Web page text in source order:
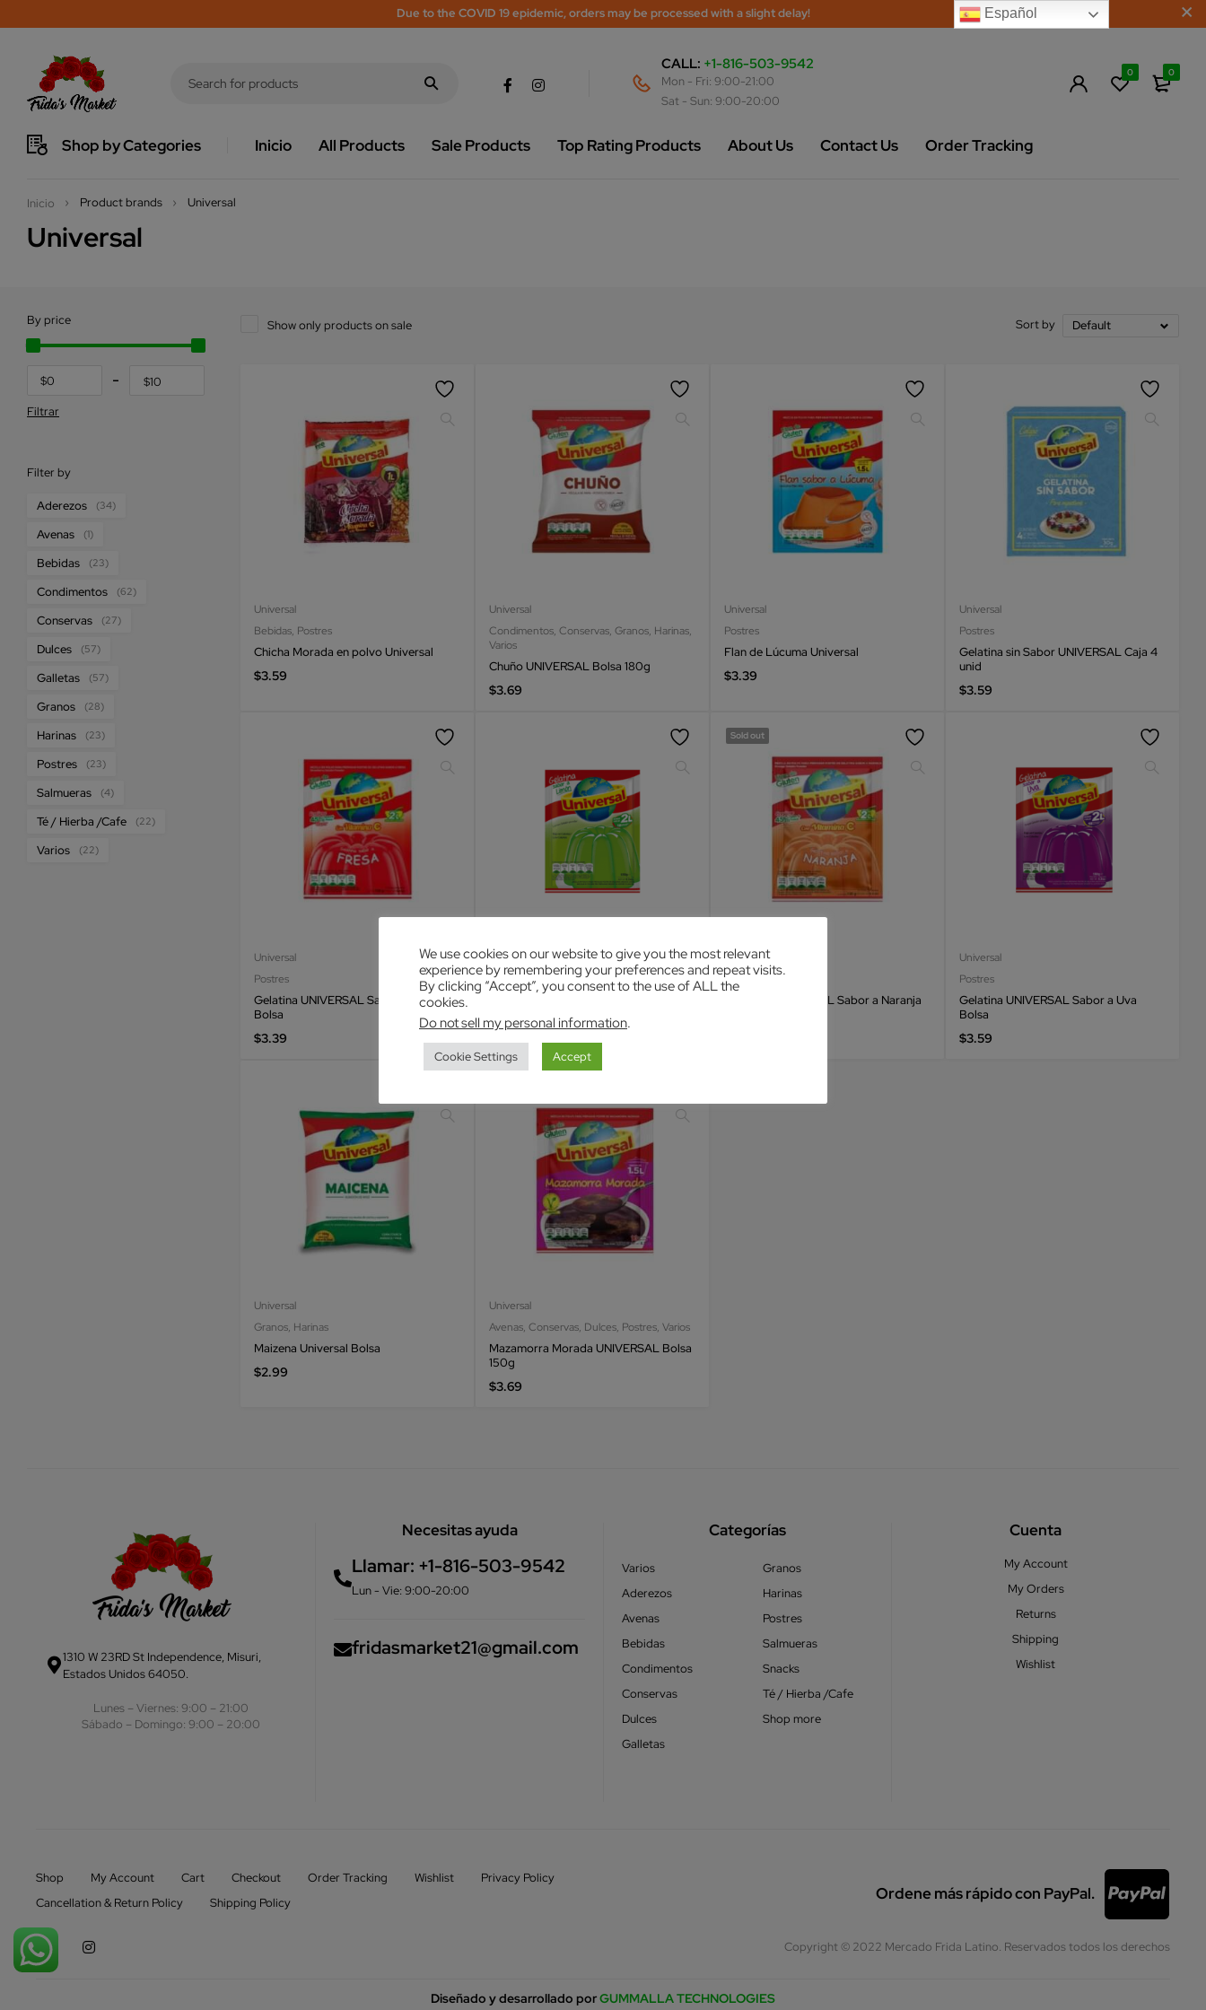
Due to the COVID 19 epidemic, orders may be processed with a slight delay!
CALL: +1-816-503-9542
Mon - Fri: 9:00-21:00
Sat - Sun: 9:00-20:00
0 0
Shop by Categories Inicio All Products Sale Products Top Rating Products About Us Contact Us Order Tracking
Universal
Inicio Product brands Universal
By price
Filtrar
$0 $10
Filter by
Aderezos (34)
Avenas (1)
Bebidas (23)
Condimentos (62)
Conservas (27)
Dulces (57)
Galletas (57)
Granos (28)
Harinas (23)
Postres (23)
Salmueras (4)
Té / Hierba /Cafe (22)
Varios (22)
Sort by Default
Show only products on sale
Universal
Bebidas, Postres
Chicha Morada en polvo Universal
$3.59
Universal
Condimentos,Conservas,Granos, Harinas,
Varios
Chuño UNIVERSAL Bolsa 180g
$3.69
Universal
Postres
Flan de Lúcuma Universal
$3.39
Universal
Postres
Gelatina sin Sabor UNIVERSAL Caja 4
unid
$3.59
Universal
Postres
Gelatina UNIVERSAL Sabor a Fresa
Bolsa
$3.39
Universal
Postres
Sold out
Universal
Postres
Gelatina UNIVERSAL Sabor a Naranja
Universal
Postres
Gelatina UNIVERSAL Sabor a Uva
Bolsa
$3.59
Universal
Granos, Harinas
Maizena Universal Bolsa
$2.99
Universal
Avenas,Conservas, Dulces, Postres,Varios
Mazamorra Morada UNIVERSAL Bolsa
150g
$3.69
1310 W 23RD St Independence, Misuri,
Estados Unidos 64050.
Lunes – Viernes: 9:00 – 21:00
Sábado – Domingo: 9:00 – 20:00
Necesitas ayuda
Llamar: +1-816-503-9542
Lun - Vie: 9:00-20:00
fridasmarket21@gmail.com
Categorías
Varios
Aderezos
Avenas
Bebidas
Condimentos
Conservas
Dulces
Galletas
Granos
Harinas
Postres
Salmueras
Snacks
Té / Hierba /Cafe
Shop more
Cuenta
My Account
My Orders
Returns
Shipping
Wishlist
Shop My Account Cart Checkout Order Tracking Wishlist
Privacy Policy
Cancellation & Return Policy
Shipping Policy Ordene más rápido con PayPal.
Copyright © 2022 Mercado Frida Latino. Reservados todos los derechos
Diseñado y desarrollado porGUMMALLA TECHNOLOGIES
We use cookies on our website to give you the most relevant
experience by remembering your preferences and repeat visits.
By clicking “Accept”, you consent to the use of ALL the
cookies.
Do not sell my personal information.
Cookie Settings Accept
Español